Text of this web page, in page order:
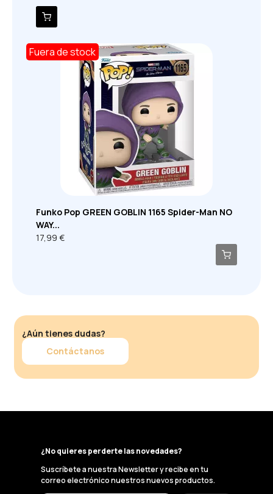
Fuera de stock
Funko Pop GREEN GOBLIN 1165 Spider-Man NO
WAY...
17,99 €
¿Aún tienes dudas?
Contáctanos
¿No quieres perderte las novedades?
Suscríbete a nuestra Newsletter y recibe en tu
correo electrónico nuestros nuevos productos.